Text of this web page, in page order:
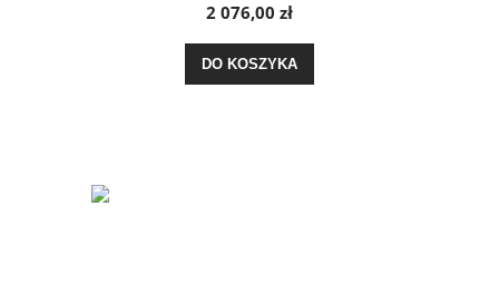
2 076,00 zł
DO KOSZYKA